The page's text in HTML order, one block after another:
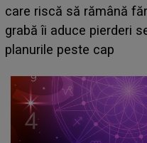
acum! În fața
face o MĂRTURISIRE
sa: "I-am spus și ei în